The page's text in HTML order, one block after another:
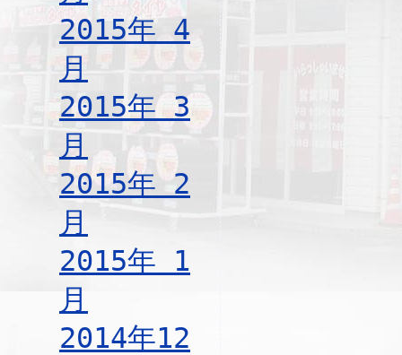
2015年 4
月
2015年 3
月
2015年 2
月
2015年 1
月
2014年12